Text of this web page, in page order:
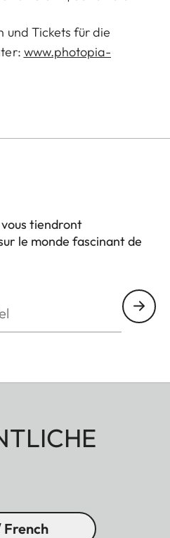
und Tickets für die
www.photopia-
tiendront
le monde fascinant de